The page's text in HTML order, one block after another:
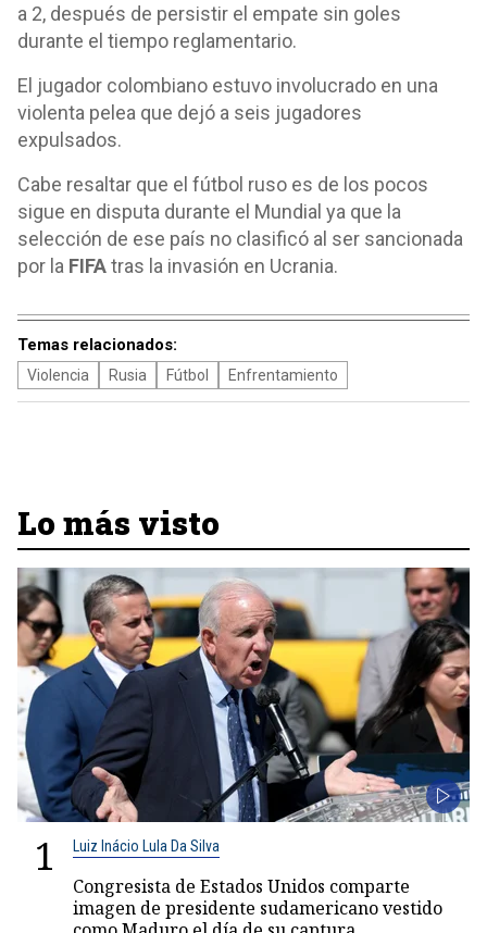
a 2, después de persistir el empate sin goles
durante el tiempo reglamentario.
El jugador colombiano estuvo involucrado en una
violenta pelea que dejó a seis jugadores
expulsados.
Cabe resaltar que el fútbol ruso es de los pocos
sigue en disputa durante el Mundial ya que la
selección de ese país no clasificó al ser sancionada
por la FIFAtras la invasión en Ucrania.
Temas relacionados:
Violencia Rusia Fútbol Enfrentamiento
Lo más visto
1 Luiz Inácio Lula Da Silva
Congresista de Estados Unidos comparte
imagen de presidente sudamericano vestido